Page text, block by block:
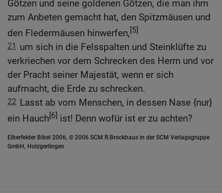
Götzen und seine goldenen Götzen, die man ihm
zum Anbeten gemacht hat, den Spitzmäusen und
den Fledermäusen hinwerfen,[5]
21 um sich in die Felsspalten und Steinklüfte zu
verkriechen vor dem Schrecken des Herrn und vor
der Pracht seiner Majestät, wenn er sich
aufmacht, die Erde zu schrecken.
22 Lasst ab vom Menschen, in dessen Nase {nur}
ein Hauch[6] ist! Denn wofür ist er zu achten?
Elberfelder Bibel 2006, © 2006 SCM R.Brockhaus in der SCM Verlagsgruppe
GmbH, Holzgerlingen